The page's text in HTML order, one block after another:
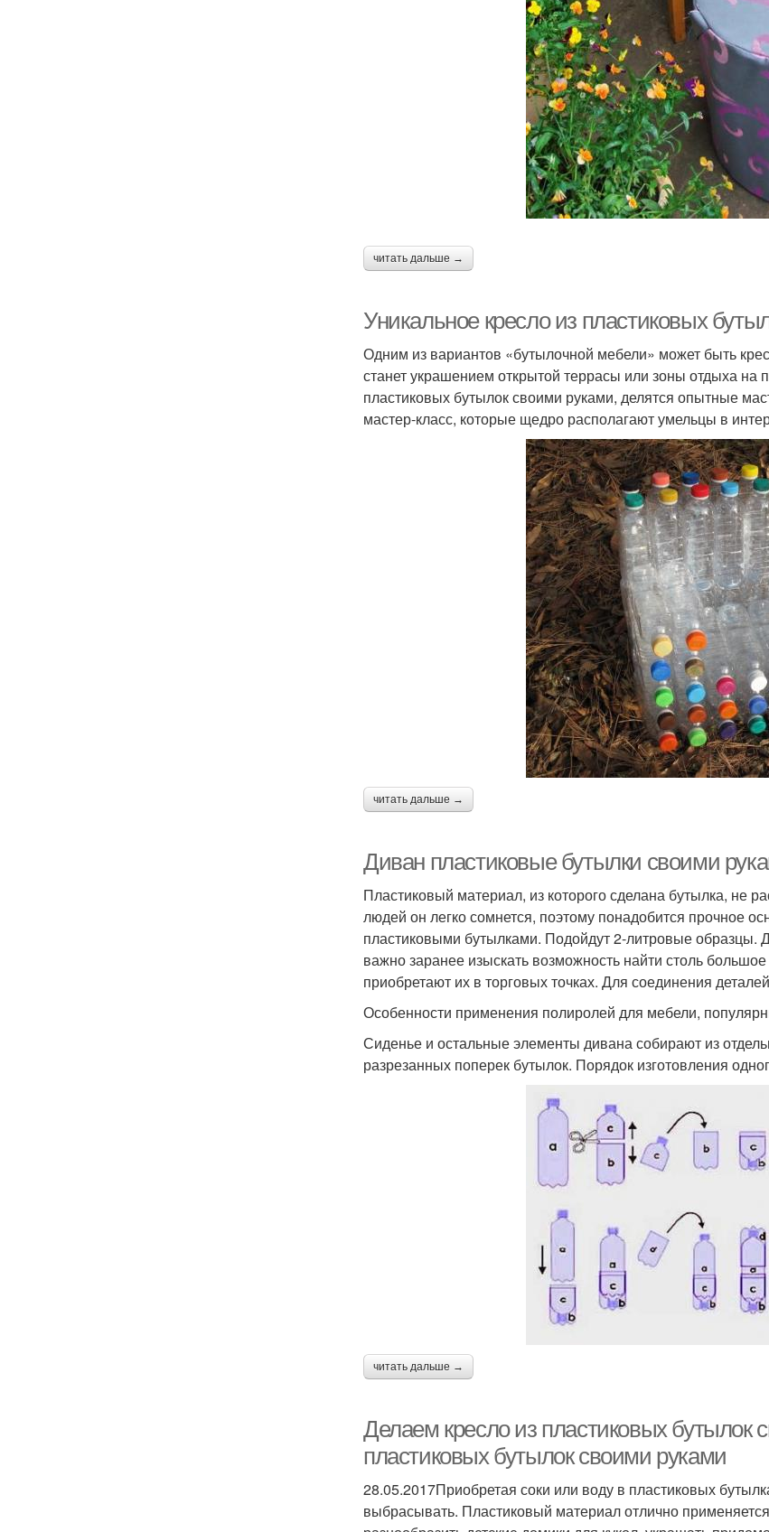
читать дальше →
Уникальное кресло из пластиковых
Одним из вариантов «бутылочной мебели» может быть
станет украшением открытой террасы или зоны отдыха на
пластиковых бутылок своими руками, делятся опытные
мастер-класс, которые щедро располагают умельцы в
читать дальше →
Диван пластиковые бутылки своими
Пластиковый материал, из которого сделана бутылка, не
людей он легко сомнется, поэтому понадобится прочное
пластиковыми бутылками. Подойдут 2-литровые образцы.
важно заранее изыскать возможность найти столь
приобретают их в торговых точках. Для соединения
Особенности применения полиролей для мебели,
Сиденье и остальные элементы дивана собирают из
разрезанных поперек бутылок. Порядок изготовления
читать дальше →
Делаем кресло из пластиковых
пластиковых бутылок своими руками
28.05.2017Приобретая соки или воду в пластиковых
выбрасывать. Пластиковый материал отлично